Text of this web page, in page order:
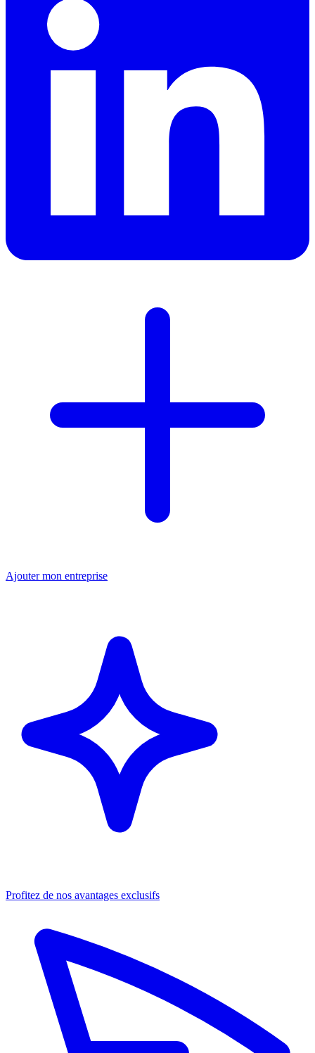
Ajouter mon entreprise
Profitez de nos avantages exclusifs